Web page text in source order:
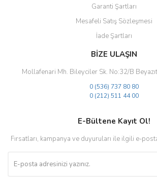
Garanti Şartları
Mesafeli Satış Sözleşmesi
İade Şartları
BİZE ULAŞIN
Mollafenari Mh. Bileyciler Sk. No:32/B
0 (536) 737 80 80
0 (212) 511 44 00
E-Bültene Kayıt Ol!
Fırsatları, kampanya ve duyuruları ile ilgili e-